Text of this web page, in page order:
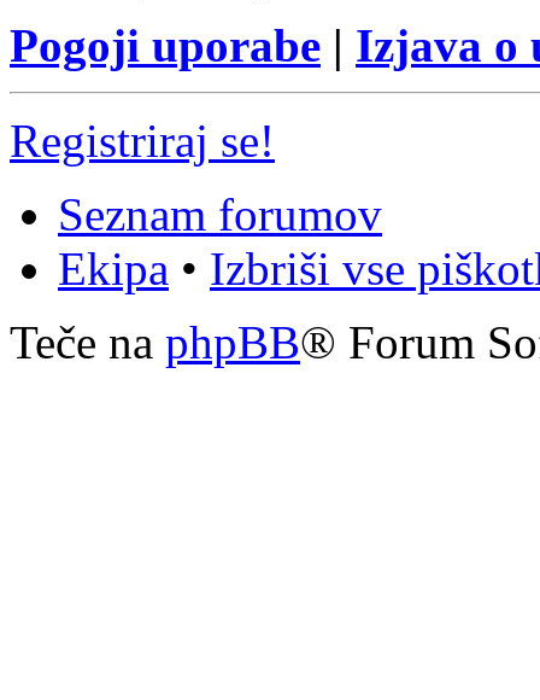
Pogoji uporabe | Izjava o
Registriraj se!
Seznam forumov
Ekipa • Izbriši vse
Teče na phpBB® Forum